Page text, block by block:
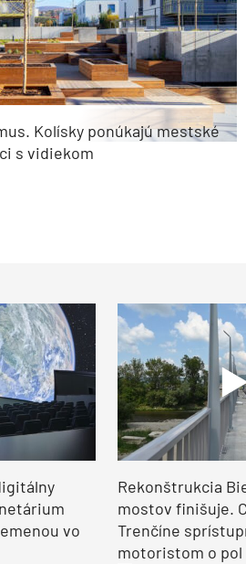
Kolísky ponúkajú mestské
s vidiekom
vo
Rekonštrukcia
mostov finišuje.
Trenčíne
motoristom o pol